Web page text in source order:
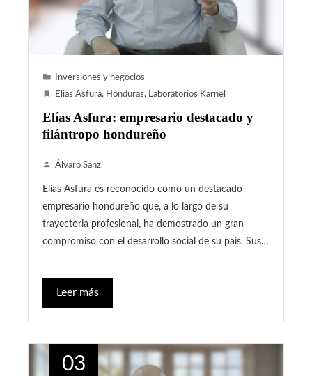
Inversiones y negocios
Elias Asfura, Honduras, Laboratorios Karnel
Elías Asfura: empresario destacado y
filántropo hondureño
Álvaro Sanz
Elías Asfura es reconocido como un destacado
empresario hondureño que, a lo largo de su
trayectoria profesional, ha demostrado un gran
compromiso con el desarrollo social de su país. Sus…
Leer más
03